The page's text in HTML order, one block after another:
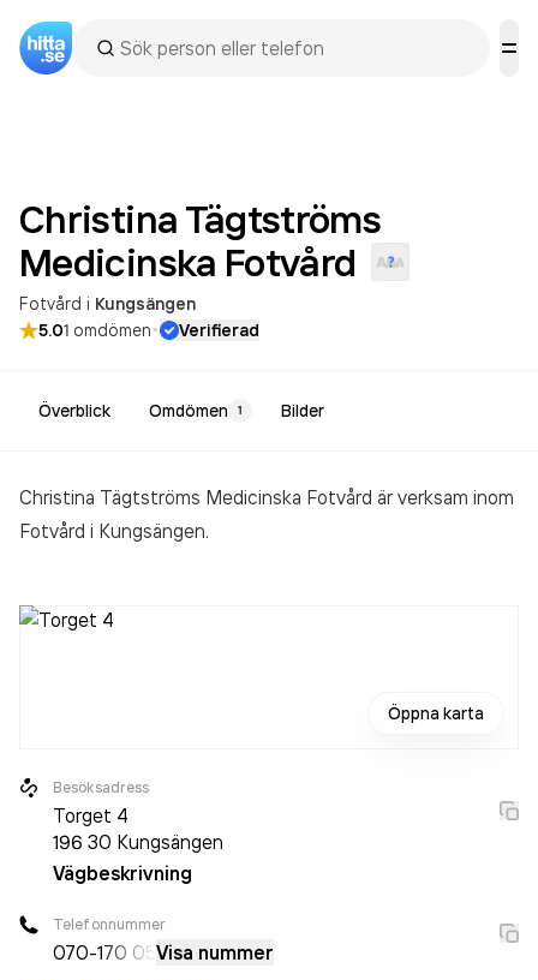
Christina Tägtströms
Medicinska Fotvård
Fotvård i Kungsängen
5.01 omdömen· Verifierad
Överblick Omdömen 1 Bilder
Christina Tägtströms Medicinska Fotvård är verksam inom
Fotvård i Kungsängen.
Öppna karta
Besöksadress
Torget 4
196 30 Kungsängen
Vägbeskrivning
Telefonnummer
070-170 05 Visa nummer